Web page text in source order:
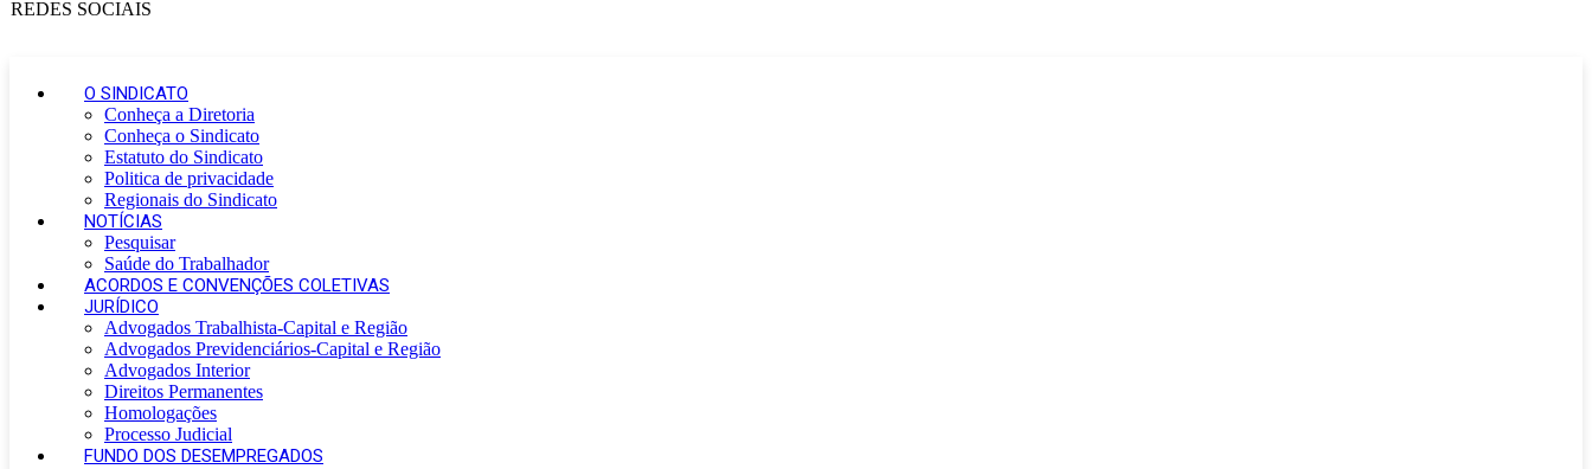
O SINDICATO
Conheça a Diretoria
Conheça o Sindicato
Estatuto do Sindicato
Politica de privacidade
Regionais do Sindicato
NOTÍCIAS
Pesquisar
Saúde do Trabalhador
ACORDOS E CONVENÇÕES COLETIVAS
JURÍDICO
Advogados Trabalhista-Capital e Região
Advogados Previdenciários-Capital e Região
Advogados Interior
Direitos Permanentes
Homologações
Processo Judicial
FUNDO DOS DESEMPREGADOS